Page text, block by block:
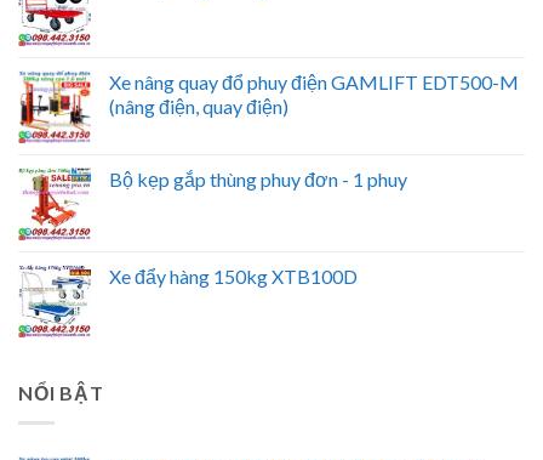
Xe nâng quay đổ phuy điện GAMLIFT EDT500-M
(nâng điện, quay điện)
Bộ kẹp gắp thùng phuy đơn - 1 phuy
Xe đẩy hàng 150kg XTB100D
NỔI BẬT